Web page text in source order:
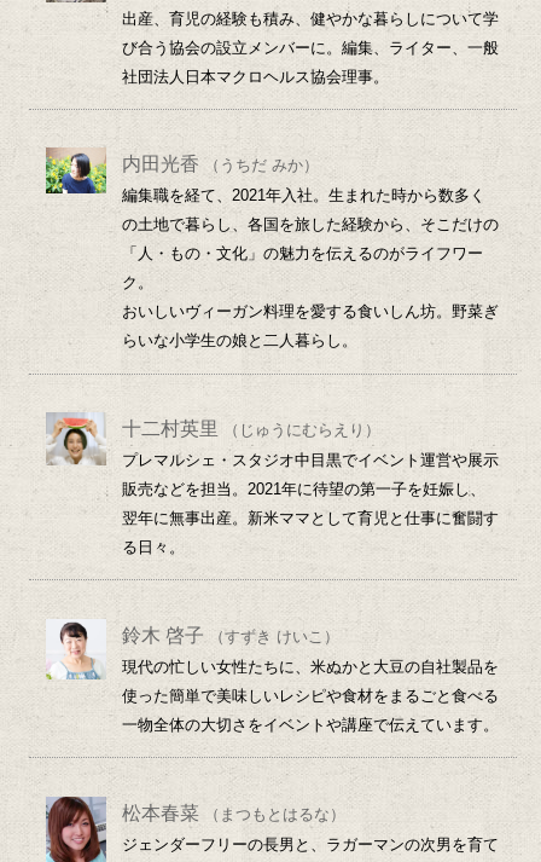
出産、育児の経験も積み、健やかな暮らしについて学
び合う協会の設立メンバーに。編集、ライター、一般
社団法人日本マクロヘルス協会理事。
内田光香
（うちだ みか）
編集職を経て、2021年入社。生まれた時から数多く
の土地で暮らし、各国を旅した経験から、そこだけの
「人・もの・文化」の魅力を伝えるのがライフワー
ク。
おいしいヴィーガン料理を愛する食いしん坊。野菜ぎ
らいな小学生の娘と二人暮らし。
十二村英里
（じゅうにむらえり）
プレマルシェ・スタジオ中目黒でイベント運営や展示
販売などを担当。2021年に待望の第一子を妊娠し、
翌年に無事出産。新米ママとして育児と仕事に奮闘す
る日々。
鈴木 啓子
（すずき けいこ）
現代の忙しい女性たちに、米ぬかと大豆の自社製品を
使った簡単で美味しいレシピや食材をまるごと食べる
一物全体の大切さをイベントや講座で伝えています。
松本春菜
（まつもとはるな）
ジェンダーフリーの長男と、ラガーマンの次男を育て